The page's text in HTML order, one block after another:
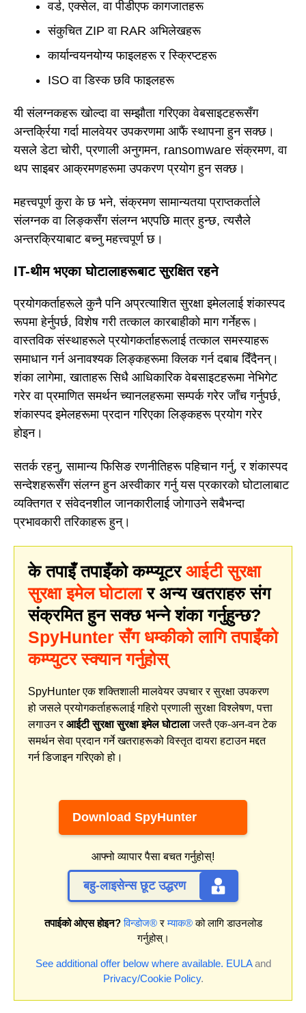
वर्ड, एक्सेल, वा पीडीएफ कागजातहरू
संकुचित ZIP वा RAR अभिलेखहरू
कार्यान्वयनयोग्य फाइलहरू र स्क्रिप्टहरू
ISO वा डिस्क छवि फाइलहरू
यी संलग्नकहरू खोल्दा वा सम्झौता गरिएका वेबसाइटहरूसँग
अन्तर्क्रिया गर्दा मालवेयर उपकरणमा आफैं स्थापना हुन सक्छ।
यसले डेटा चोरी, प्रणाली अनुगमन, ransomware संक्रमण, वा
थप साइबर आक्रमणहरूमा उपकरण प्रयोग हुन सक्छ।
महत्त्वपूर्ण कुरा के छ भने, संक्रमण सामान्यतया प्राप्तकर्ताले
संलग्नक वा लिङ्कसँग संलग्न भएपछि मात्र हुन्छ, त्यसैले
अन्तरक्रियाबाट बच्नु महत्त्वपूर्ण छ।
IT-थीम भएका घोटालाहरूबाट सुरक्षित रहने
प्रयोगकर्ताहरूले कुनै पनि अप्रत्याशित सुरक्षा इमेललाई शंकास्पद
रूपमा हेर्नुपर्छ, विशेष गरी तत्काल कारबाहीको माग गर्नेहरू।
वास्तविक संस्थाहरूले प्रयोगकर्ताहरूलाई तत्काल समस्याहरू
समाधान गर्न अनावश्यक लिङ्कहरूमा क्लिक गर्न दबाब दिँदैनन्।
शंका लागेमा, खाताहरू सिधै आधिकारिक वेबसाइटहरूमा नेभिगेट
गरेर वा प्रमाणित समर्थन च्यानलहरूमा सम्पर्क गरेर जाँच गर्नुपर्छ,
शंकास्पद इमेलहरूमा प्रदान गरिएका लिङ्कहरू प्रयोग गरेर
होइन।
सतर्क रहनु, सामान्य फिसिङ रणनीतिहरू पहिचान गर्नु, र शंकास्पद
सन्देशहरूसँग संलग्न हुन अस्वीकार गर्नु यस प्रकारको घोटालाबाट
व्यक्तिगत र संवेदनशील जानकारीलाई जोगाउने सबैभन्दा
प्रभावकारी तरिकाहरू हुन्।
के तपाइँ तपाइँको कम्प्यूटरआईटी सुरक्षा
सुरक्षा इमेल घोटालार अन्य खतराहरु संग
संक्रमित हुन सक्छ भन्ने शंका गर्नुहुन्छ?
SpyHunter सँग धम्कीको लागि तपाइँको
कम्प्युटर स्क्यान गर्नुहोस्
SpyHunter एक शक्तिशाली मालवेयर उपचार र सुरक्षा उपकरण
हो जसले प्रयोगकर्ताहरूलाई गहिरो प्रणाली सुरक्षा विश्लेषण, पत्ता
लगाउन रआईटी सुरक्षा सुरक्षा इमेल घोटालाजस्तै एक-अन-वन टेक
समर्थन सेवा प्रदान गर्ने खतराहरूको विस्तृत दायरा हटाउन मद्दत
गर्न डिजाइन गरिएको हो।
Download SpyHunter
आफ्नो व्यापार पैसा बचत गर्नुहोस्!
बहु-लाइसेन्स छूट उद्धरण
तपाईको ओएस होइन? विन्डोज®रम्याक®को लागि डाउनलोड
गर्नुहोस्।
See additional offer below where available. EULAand
Privacy/Cookie Policy.